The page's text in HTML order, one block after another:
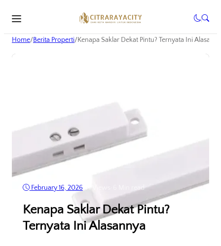
Home/Berita Properti/Kenapa Saklar Dekat Pintu? Ternyata Ini
February 16, 2026 14 6 Min read
Kenapa Saklar Dekat Pintu?
Ternyata Ini Alasannya